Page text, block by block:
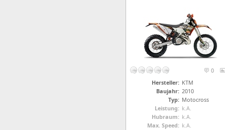
0
Hersteller: KTM
Baujahr: 2010
Typ: Motocross
Leistung: k.A.
Hubraum: k.A.
Max. Speed: k.A.